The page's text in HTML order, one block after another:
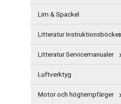
Lim & Spackel
Litteratur Instruktionsböcker
Litteratur Servicemanualer
Luftverktyg
Motor och högtempfärger